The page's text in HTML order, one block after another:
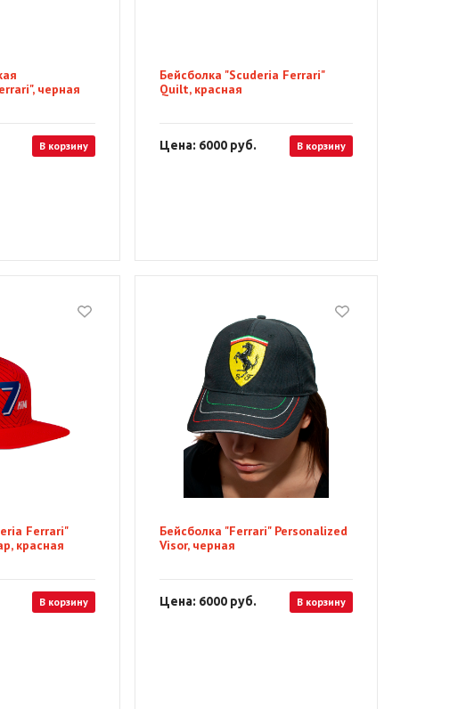
черная
В корзину
Бейсболка "Scuderia Ferrari"
Quilt, красная
Цена: 6000 руб. В корзину
Ferrari"
красная
В корзину
Бейсболка "Ferrari" Personalized
Visor, черная
Цена: 6000 руб. В корзину